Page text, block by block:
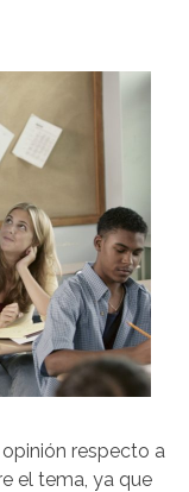
respecto a
el tema, ya que